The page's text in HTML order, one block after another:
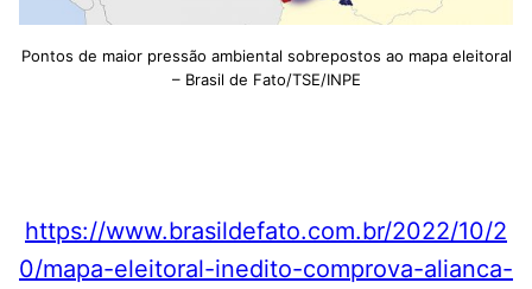
Pontos de maior pressão ambiental sobrepostos ao mapa eleitoral
– Brasil de Fato/TSE/INPE
https://www.brasildefato.com.br/2022/10/2
0/mapa-eleitoral-inedito-comprova-alianca-